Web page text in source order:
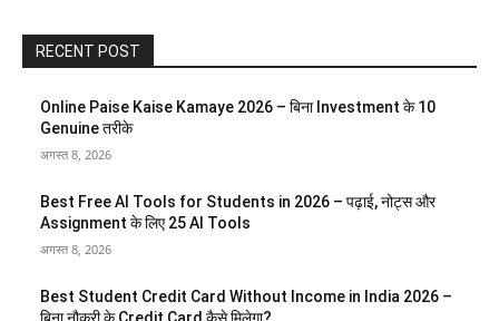
RECENT POST
Online Paise Kaise Kamaye 2026 – बिना Investment के 10
Genuine तरीके
अगस्त 8, 2026
Best Free AI Tools for Students in 2026 – पढ़ाई, नोट्स और
Assignment के लिए 25 AI Tools
अगस्त 8, 2026
Best Student Credit Card Without Income in India 2026 –